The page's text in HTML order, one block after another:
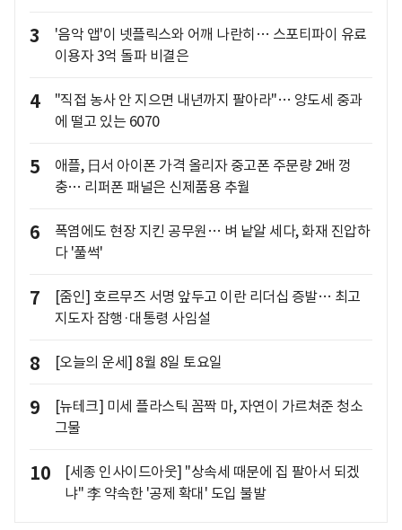
3
'음악 앱'이 넷플릭스와 어깨 나란히… 스포티파이 유료
이용자 3억 돌파 비결은
4
"직접 농사 안 지으면 내년까지 팔아라"… 양도세 중과
에 떨고 있는 6070
5
애플, 日서 아이폰 가격 올리자 중고폰 주문량 2배 껑
충… 리퍼폰 패널은 신제품용 추월
6
폭염에도 현장 지킨 공무원… 벼 낱알 세다, 화재 진압하
다 '풀썩'
7
[줌인] 호르무즈 서명 앞두고 이란 리더십 증발… 최고
지도자 잠행·대통령 사임설
8 [오늘의 운세] 8월 8일 토요일
9
[뉴테크] 미세 플라스틱 꼼짝 마, 자연이 가르쳐준 청소
그물
10
[세종 인사이드아웃] "상속세 때문에 집 팔아서 되겠
냐" 李 약속한 '공제 확대' 도입 불발